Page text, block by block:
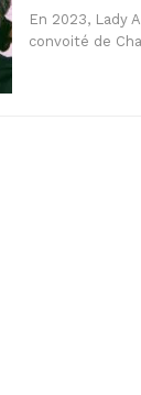
En 2023, Lady
convoité de